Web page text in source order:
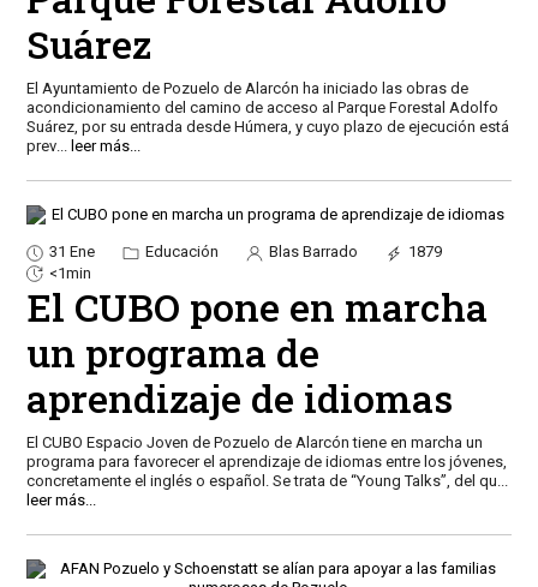
Suárez
El Ayuntamiento de Pozuelo de Alarcón ha iniciado las obras de
acondicionamiento del camino de acceso al Parque Forestal Adolfo
Suárez, por su entrada desde Húmera, y cuyo plazo de ejecución está
prev... leer más...
31 Ene Educación Blas Barrado
1879
<1min
El CUBO pone en marcha
un programa de
aprendizaje de idiomas
El CUBO Espacio Joven de Pozuelo de Alarcón tiene en marcha un
programa para favorecer el aprendizaje de idiomas entre los jóvenes,
concretamente el inglés o español. Se trata de “Young Talks”, del qu...
leer más...